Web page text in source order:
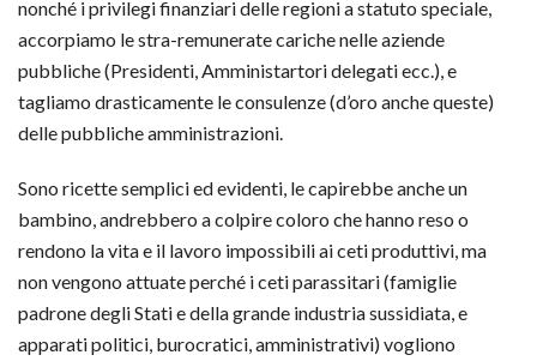
nonché i privilegi finanziari delle regioni a statuto speciale,
accorpiamo le stra-remunerate cariche nelle aziende
pubbliche (Presidenti, Amministartori delegati ecc.), e
tagliamo drasticamente le consulenze (d’oro anche queste)
delle pubbliche amministrazioni.
Sono ricette semplici ed evidenti, le capirebbe anche un
bambino, andrebbero a colpire coloro che hanno reso o
rendono la vita e il lavoro impossibili ai ceti produttivi, ma
non vengono attuate perché i ceti parassitari (famiglie
padrone degli Stati e della grande industria sussidiata, e
apparati politici, burocratici, amministrativi) vogliono